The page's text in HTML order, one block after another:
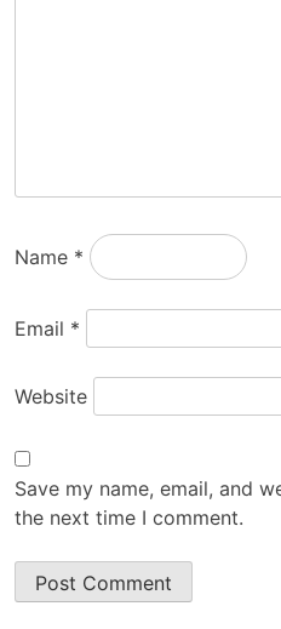
Name *
Email *
Website
Save my name, email, and
the next time I comment.